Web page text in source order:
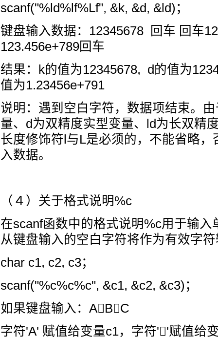
scanf("%ld%lf%Lf", &k, &d, &ld)；
键盘输入数据：12345678 回车 回车
123.456e+789回车
结果：k的值为12345678, d的值为
值为1.23456e+791
说明：遇到空白字符，数据项结束。
量、d为双精度实型变量、ld为长双精
长度修饰符l与L是必须的，不能省略，
入数据。
（４）关于格式说明%c
在scanf函数中的格式说明%c用于输入
从键盘输入的空白字符将作为有效字
char c1, c2, c3；
scanf("%c%c%c", &c1, &c2, &c3)；
如果键盘输入：ABC
字符'A' 赋值给变量c1，字符''赋值给